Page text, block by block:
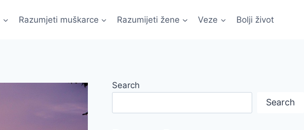
Razumjeti muškarce Razumijeti žene Veze Bolji život
Search
Search